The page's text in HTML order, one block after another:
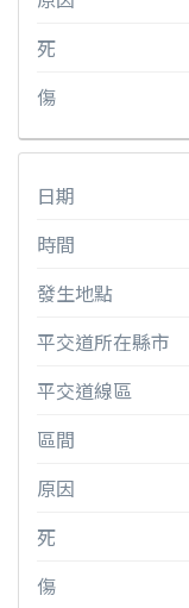
死
傷
日期
時間
發生地點
平交道所在縣市
平交道線區
區間
原因
死
傷